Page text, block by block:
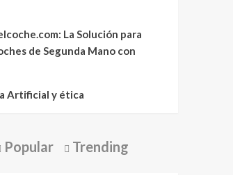
La Solución para
de Segunda Mano con
Artificial y ética
Popular Trending